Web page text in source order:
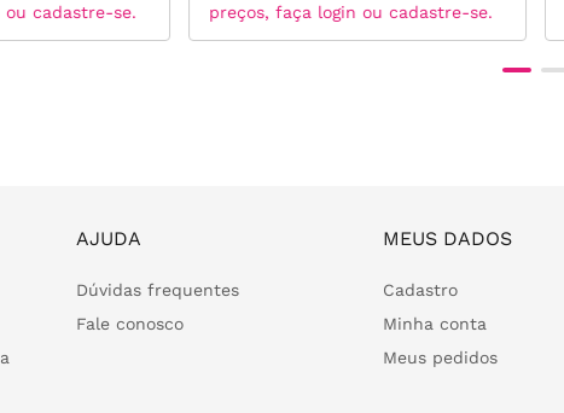
ou cadastre-se.
preços, faça login ou cadastre-se.
AJUDA
Dúvidas frequentes
Fale conosco
MEUS DADOS
Cadastro
Minha conta
Meus pedidos